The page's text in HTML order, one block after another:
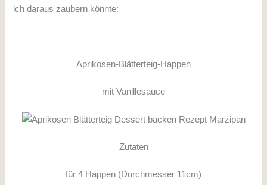
ich daraus zaubern könnte:
Aprikosen-Blätterteig-Happen
mit Vanillesauce
Zutaten
für 4 Happen (Durchmesser 11cm)